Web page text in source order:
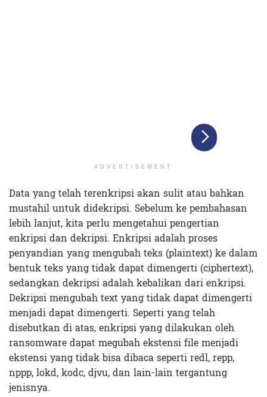
ADVERTISEMENT
Data yang telah terenkripsi akan sulit atau bahkan
mustahil untuk didekripsi. Sebelum ke pembahasan
lebih lanjut, kita perlu mengetahui pengertian
enkripsi dan dekripsi. Enkripsi adalah proses
penyandian yang mengubah teks (plaintext) ke dalam
bentuk teks yang tidak dapat dimengerti (ciphertext),
sedangkan dekripsi adalah kebalikan dari enkripsi.
Dekripsi mengubah text yang tidak dapat dimengerti
menjadi dapat dimengerti. Seperti yang telah
disebutkan di atas, enkripsi yang dilakukan oleh
ransomware dapat megubah ekstensi file menjadi
ekstensi yang tidak bisa dibaca seperti redl, repp,
nppp, lokd, kodc, djvu, dan lain-lain tergantung
jenisnya.